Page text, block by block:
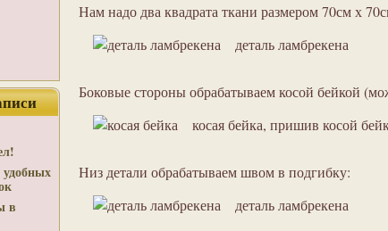
в
Нам надо два квадрата ткани размером 70см х
деталь ламбрекена
Боковые стороны обрабатываем косой бейкой
косая бейка, пришив косой
Низ детали обрабатываем швом в подгибку:
деталь ламбрекена